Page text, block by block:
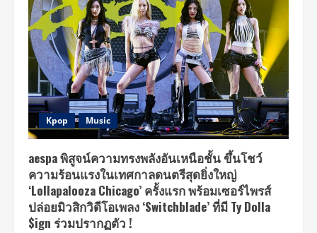
Kpop Music
aespa พิสูจน์ความทรงพลังอันเหนือชั้น ขึ้นโชว์
ความร้อนแรงในเทศกาลดนตรีสุดยิ่งใหญ่
‘Lollapalooza Chicago’ ครั้งแรก พร้อมเซอร์ไพรส์
ปล่อยมิวสิกวิดีโอเพลง ‘Switchblade’ ที่มี Ty Dolla
$ign ร่วมปรากฏตัว !